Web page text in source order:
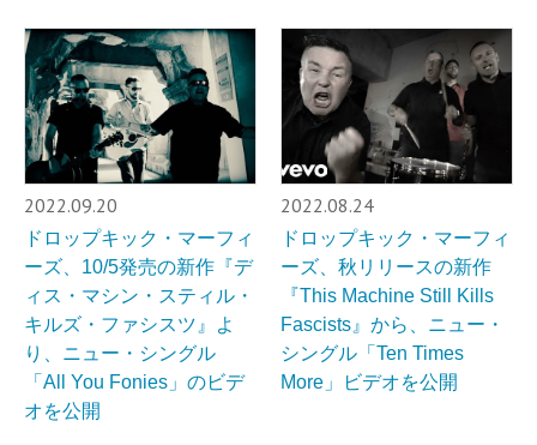
2022.09.20
ドロップキック・マーフィ
ーズ、10/5発売の新作『デ
ィス・マシン・スティル・
キルズ・ファシスツ』よ
り、ニュー・シングル
「All You Fonies」のビデ
オを公開
2022.08.24
ドロップキック・マーフィ
ーズ、秋リリースの新作
『This Machine Still Kills
Fascists』から、ニュー・
シングル「Ten Times
More」ビデオを公開